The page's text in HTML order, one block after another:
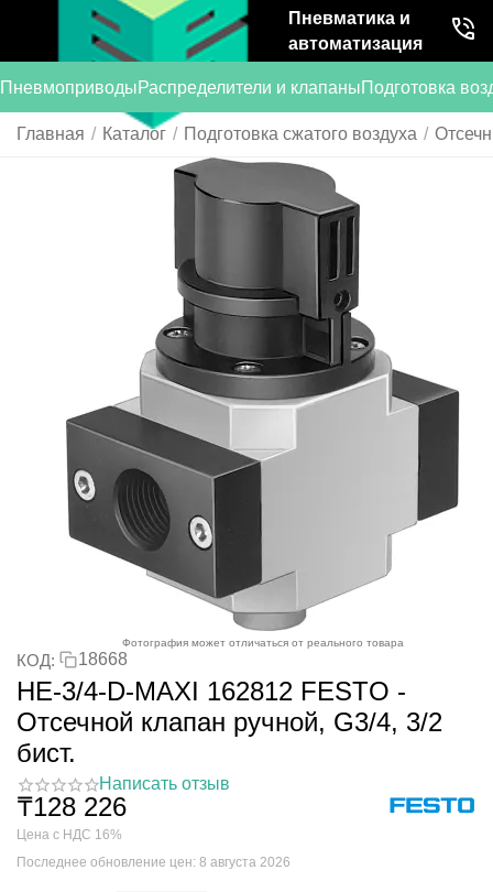
Пневматика и
автоматизация
ПневмоприводыРаспределители и клапаныПодготовка
Главная / Каталог / Подготовка сжатого воздуха /
Фотография может отличаться от реального товара
КОД: 18668
HE-3/4-D-MAXI 162812 FESTO -
Отсечной клапан ручной, G3/4, 3/2
бист.
Написать отзыв
₸128 226
Цена с НДС 16%
Последнее обновление цен: 8 августа 2026